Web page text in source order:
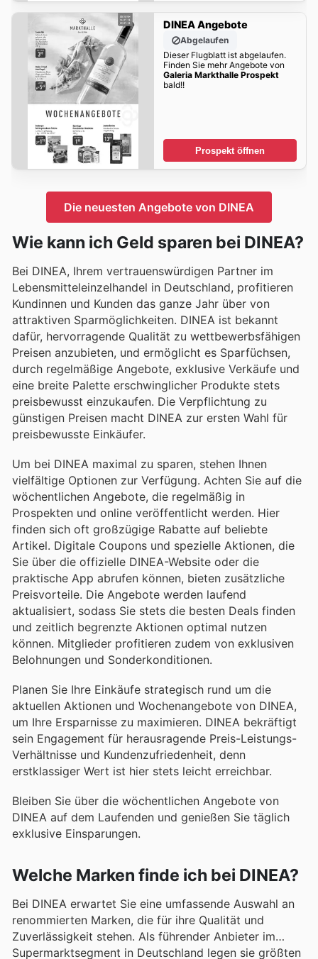
DINEA Angebote
Abgelaufen
Dieser Flugblatt ist abgelaufen.
Finden Sie mehr Angebote von
Galeria Markthalle Prospekt
bald!!
Prospekt öffnen
Die neuesten Angebote von DINEA
Wie kann ich Geld sparen bei DINEA?
Bei DINEA, Ihrem vertrauenswürdigen Partner im
Lebensmitteleinzelhandel in Deutschland, profitieren
Kundinnen und Kunden das ganze Jahr über von
attraktiven Sparmöglichkeiten. DINEA ist bekannt
dafür, hervorragende Qualität zu wettbewerbsfähigen
Preisen anzubieten, und ermöglicht es Sparfüchsen,
durch regelmäßige Angebote, exklusive Verkäufe und
eine breite Palette erschwinglicher Produkte stets
preisbewusst einzukaufen. Die Verpflichtung zu
günstigen Preisen macht DINEA zur ersten Wahl für
preisbewusste Einkäufer.
Um bei DINEA maximal zu sparen, stehen Ihnen
vielfältige Optionen zur Verfügung. Achten Sie auf die
wöchentlichen Angebote, die regelmäßig in
Prospekten und online veröffentlicht werden. Hier
finden sich oft großzügige Rabatte auf beliebte
Artikel. Digitale Coupons und spezielle Aktionen, die
Sie über die offizielle DINEA-Website oder die
praktische App abrufen können, bieten zusätzliche
Preisvorteile. Die Angebote werden laufend
aktualisiert, sodass Sie stets die besten Deals finden
und zeitlich begrenzte Aktionen optimal nutzen
können. Mitglieder profitieren zudem von exklusiven
Belohnungen und Sonderkonditionen.
Planen Sie Ihre Einkäufe strategisch rund um die
aktuellen Aktionen und Wochenangebote von DINEA,
um Ihre Ersparnisse zu maximieren. DINEA bekräftigt
sein Engagement für herausragende Preis-Leistungs-
Verhältnisse und Kundenzufriedenheit, denn
erstklassiger Wert ist hier stets leicht erreichbar.
Bleiben Sie über die wöchentlichen Angebote von
DINEA auf dem Laufenden und genießen Sie täglich
exklusive Einsparungen.
Welche Marken finde ich bei DINEA?
Bei DINEA erwartet Sie eine umfassende Auswahl an
renommierten Marken, die für ihre Qualität und
Zuverlässigkeit stehen. Als führender Anbieter im
Supermarktsegment in Deutschland legen sie größten